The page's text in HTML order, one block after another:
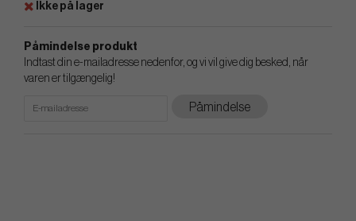
Ikke på lager
Påmindelse produkt
Indtast din e-mailadresse nedenfor, og vi vil give dig besked, når
varen er tilgængelig!
Påmindelse